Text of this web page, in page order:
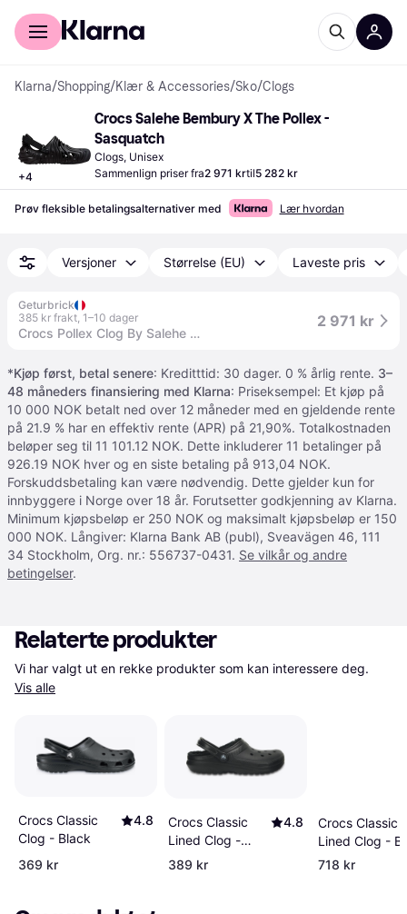
For kunder
Klarna/Shopping/Klær & Accessories/Sko/Clogs
+4
Crocs Salehe Bembury X The Pollex -
Sasquatch
Clogs, Unisex
Sammenlign priser fra2 971 krtil5 282 kr
Prøv fleksible betalingsalternativer med Lær hvordan
Versjoner Størrelse (EU) Laveste pris
Geturbrick
385 kr frakt, 1–10 dager
Crocs Pollex Clog By Salehe Bembury Sasquatch - 36-37 / Standard
2 971 kr
*Kjøp først, betal senere: Kreditttid: 30 dager. 0 % årlig rente. 3–
48 måneders finansiering med Klarna: Priseksempel: Et kjøp på
10 000 NOK betalt ned over 12 måneder med en gjeldende rente
på 21.9 % har en effektiv rente (APR) på 21,90%. Totalkostnaden
beløper seg til 11 101.12 NOK. Dette inkluderer 11 betalinger på
926.19 NOK hver og en siste betaling på 913,04 NOK.
Forskuddsbetaling kan være nødvendig. Dette gjelder kun for
innbyggere i Norge over 18 år. Forutsetter godkjenning av Klarna.
Minimum kjøpsbeløp er 250 NOK og maksimalt kjøpsbeløp er 150
000 NOK. Långiver: Klarna Bank AB (publ), Sveavägen 46, 111
34 Stockholm, Org. nr.: 556737-0431. Se vilkår og andre
betingelser.
Relaterte produkter
Vis alle
Crocs Classic
Clog - Black
4.8
369 kr
Crocs Classic
Lined Clog -
Black
4.8
389 kr
Crocs Classic
Lined Clog -
718 kr